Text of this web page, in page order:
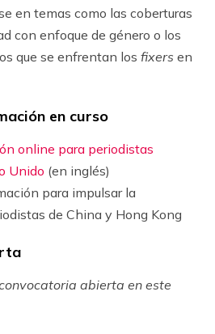
en temas como las coberturas
con enfoque de género o los
que se enfrentan losfixers en
en curso
online para periodistas
Unido (en inglés)
para impulsar la
de China y Hong Kong
abierta en este